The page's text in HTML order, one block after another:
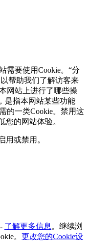
需要使用Cookie。“分
以帮助我们了解访客来
网站上进行了哪些操
是指本网站某些功能
的一类Cookie。禁用这
您的网站体验。
用或禁用。
了解更多信息 。继续浏
。 更改您的Cookie设